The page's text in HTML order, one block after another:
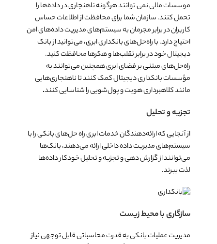
موسسات مالی نمی توانند هرگونه ناهنجاری در داده‌ها را
تحمل کنند. سازمان شما برای محافظت از اطلاعات حساس
کاربران در برابر مجرمان به سیستم‌های مدیریت داده‌های امن
احتیاج دارد. با راه‌حل‌های بانکداری ابری، می‌توانید از بانک
دیجیتال خود در برابر تقلب‌ها و هکرها محافظت کنید.
راه‌حل‌های مبتنی بر فضای ابری همچنین می‌توانند به
مؤسسات بانکداری دیجیتال کمک کنند تا ناهنجاری‌هایی
مانند کلاهبرداری هویت و پول‌شویی را شناسایی کنند.
تجزیه و تحلیل
از آنجایی که ارائه‌دهندگان خدمات ابری راه حل‌های بانکی را با
سیستم‌های مدیریت داده داخلی ارائه می‌دهند، بانک‌ها
می‌توانند از گزارش دهی و تجزیه و تحلیل خودکار داده‌ها
لذت ببرند.
سازگاری با محیط زیست
مدیریت عملیات بانکی به قدرت محاسباتی قابل توجهی نیاز